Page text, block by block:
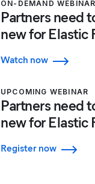
ON-DEMAND WEBINAR
Partners need
new for Elastic
Watch now
UPCOMING WEBINAR
Partners need
new for Elastic
Register now